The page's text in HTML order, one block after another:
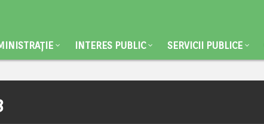
INTERES PUBLIC SERVICII PUBLICE